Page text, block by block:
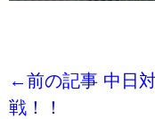
←前の記事 中日
戦！！